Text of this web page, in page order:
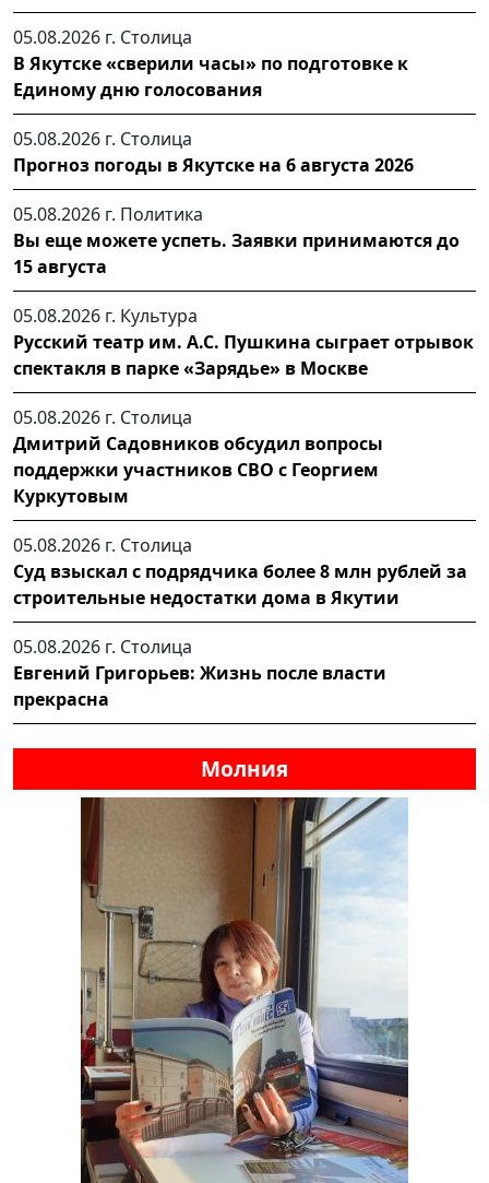
05.08.2026 г. Столица
В Якутске «сверили часы» по подготовке к
Единому дню голосования
05.08.2026 г. Столица
Прогноз погоды в Якутске на 6 августа 2026
05.08.2026 г. Политика
Вы еще можете успеть. Заявки принимаются до
15 августа
05.08.2026 г. Культура
Русский театр им. А.С. Пушкина сыграет отрывок
спектакля в парке «Зарядье» в Москве
05.08.2026 г. Столица
Дмитрий Садовников обсудил вопросы
поддержки участников СВО с Георгием
Куркутовым
05.08.2026 г. Столица
Суд взыскал с подрядчика более 8 млн рублей за
строительные недостатки дома в Якутии
05.08.2026 г. Столица
Евгений Григорьев: Жизнь после власти
прекрасна
Молния